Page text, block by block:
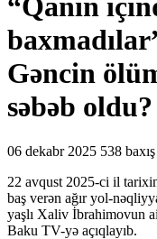
“Qanın
Gəncin
səbəb
06 dekabr 2025 538 baxış
22 avqust 2025-ci il
baş verən ağır yol-
yaşlı Xaliv İbrahimovun
Baku TV-yə açıqlayıb.